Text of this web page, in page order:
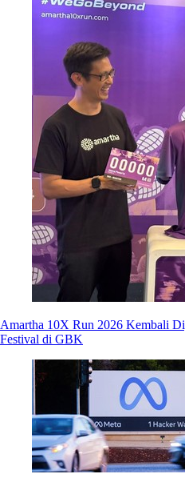
Amartha 10X Run 2026 Kembali
Festival di GBK